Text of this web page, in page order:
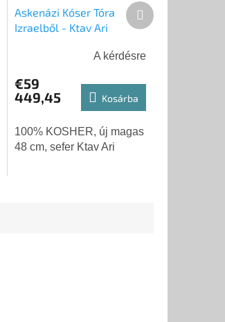
Askenázi Kóser Tóra
Izraelből - Ktav Ari
A kérdésre
€59
449,45
Kosárba
100% KOSHER, új magas
48 cm, sefer Ktav Ari
Következő
termék